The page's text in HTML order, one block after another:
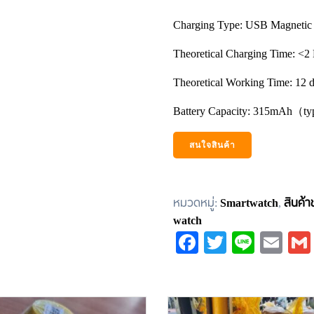
Charging Type: USB
Theoretical Charging Time:
Theoretical Working Time: 12
Battery Capacity: 315mAh（
สนใจสินค้า
หมวดหมู่:Smartwatch,สินค้
watchFacebook
Twitter
Line